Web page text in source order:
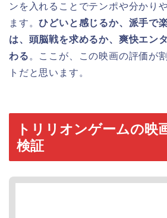
ンを入れることでテンポや分かり
ます。ひどいと感じるか、派手で
は、頭脳戦を求めるか、爽快エン
わる 。ここが、この映画の評価が
トだと思います。
トリリオンゲームの映
検証